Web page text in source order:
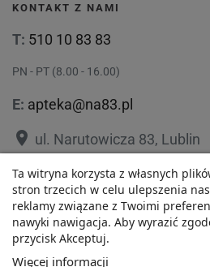
62,48 zł
KONTAKT Z NAMI
T: 510 10 83 83
PN - PT (8.00 - 16.00)
E: apteka@na83.pl
place ul. Narutowicza 83, Lublin
placeul. 1 Maja 36, Lublin
Ta witryna korzysta z własnych
stron trzecich w celu ulepszenia
reklamy związane z Twoimi
nawyki nawigacja. Aby wyrazić
przycisk Akceptuj.
Więcej informacji